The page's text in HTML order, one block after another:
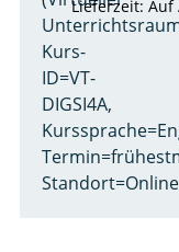
Kurs-
ID=VT-
DIGSI4A,
Lieferzeit: Auf